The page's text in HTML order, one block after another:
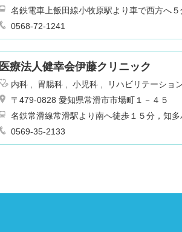
名鉄電車上飯田線小牧原駅より車で西方へ５
0568-72-1241
医療法人健幸会伊藤クリニック
内科 胃腸科 小児科
リハビリテーショ
〒479-0828 愛知県常滑市市場町１－４５
名鉄常滑線常滑駅より南へ徒歩１５分，知
0569-35-2133